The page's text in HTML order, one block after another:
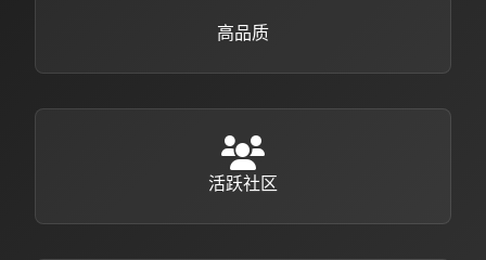
高品质
活跃社区